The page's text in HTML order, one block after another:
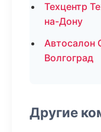
Техцентр
на-Дону
Автосалон
Волгоград
Другие